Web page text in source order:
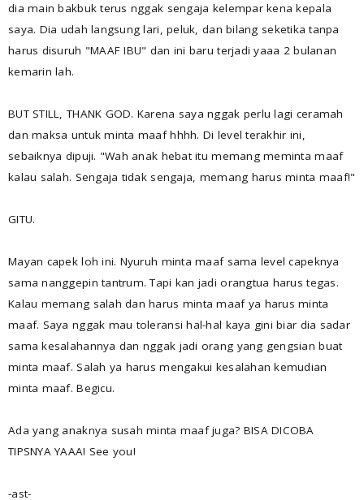
dia main bakbuk terus nggak sengaja kelempar kena kepala
saya. Dia udah langsung lari, peluk, dan bilang seketika tanpa
harus disuruh "MAAF IBU" dan ini baru terjadi yaaa 2 bulanan
kemarin lah.
BUT STILL, THANK GOD. Karena saya nggak perlu lagi ceramah
dan maksa untuk minta maaf hhhh. Di level terakhir ini,
sebaiknya dipuji. "Wah anak hebat itu memang meminta maaf
kalau salah. Sengaja tidak sengaja, memang harus minta maaf!"
GITU.
Mayan capek loh ini. Nyuruh minta maaf sama level capeknya
sama nanggepin tantrum. Tapi kan jadi orangtua harus tegas.
Kalau memang salah dan harus minta maaf ya harus minta
maaf. Saya nggak mau toleransi hal-hal kaya gini biar dia sadar
sama kesalahannya dan nggak jadi orang yang gengsian buat
minta maaf. Salah ya harus mengakui kesalahan kemudian
minta maaf. Begicu.
Ada yang anaknya susah minta maaf juga? BISA DICOBA
TIPSNYA YAAA! See you!
-ast-